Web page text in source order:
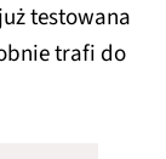
testowana
trafi do